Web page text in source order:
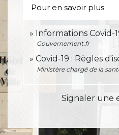
Pour en savoir plus
Informations Covid-
Gouvernement.fr
Covid-19 : Règles
Ministère chargé de la
Signaler une